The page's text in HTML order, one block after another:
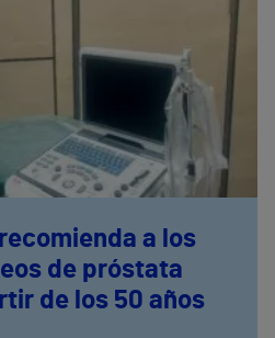
a los
de próstata
de los 50 años